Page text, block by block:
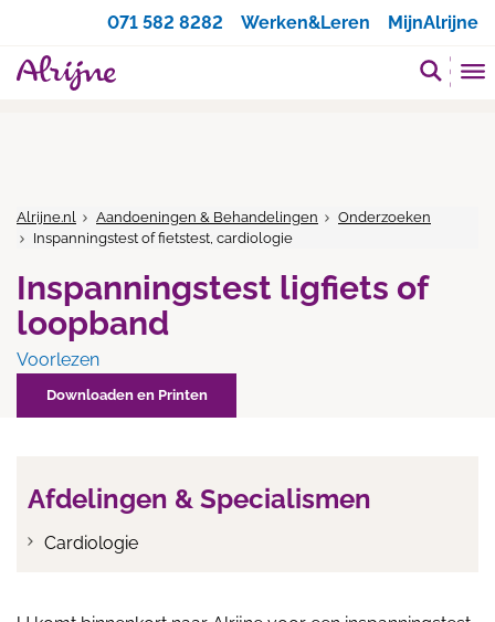
071 582 8282
Werken&Leren MijnAlrijne
Alrijne.nl Aandoeningen & Behandelingen
Onderzoeken
Inspanningstest of fietstest, cardiologie
Inspanningstest ligfiets of
loopband
Voorlezen
Downloaden en Printen
Afdelingen & Specialismen
Cardiologie